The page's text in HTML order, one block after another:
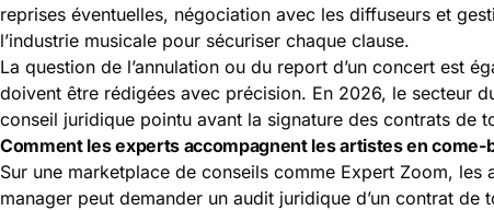
reprises éventuelles, négociation avec les diffuseurs et
l’industrie musicale pour sécuriser chaque clause.
La question de l’annulation ou du report d’un concert est
doivent être rédigées avec précision. En 2026, le secteur
conseil juridique pointu avant la signature des contrats de
Comment les experts accompagnent les artistes en come-
Sur une marketplace de conseils comme Expert Zoom,
manager peut demander un audit juridique d’un contrat